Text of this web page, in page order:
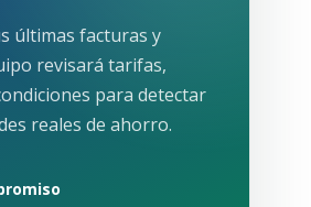
últimas facturas y
revisará tarifas,
para detectar
reales de ahorro.